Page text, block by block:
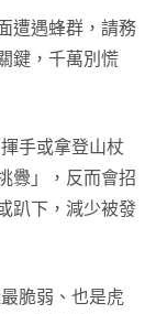
遭遇蜂群，請務
鍵，千萬別慌
手或拿登山杖
釁」，反而會招
趴下，減少被發
脆弱、也是虎